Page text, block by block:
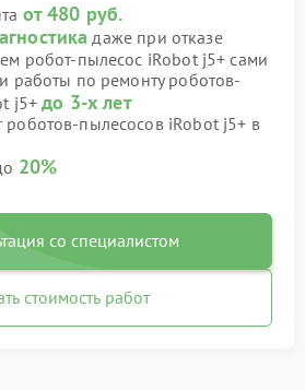
от 480 руб.
даже при отказе
робот-пылесос iRobot j5+ сами
работы по ремонту роботов-
j5+до 3-х лет
пылесосов iRobot j5+ в
20%
со специалистом
стоимость работ